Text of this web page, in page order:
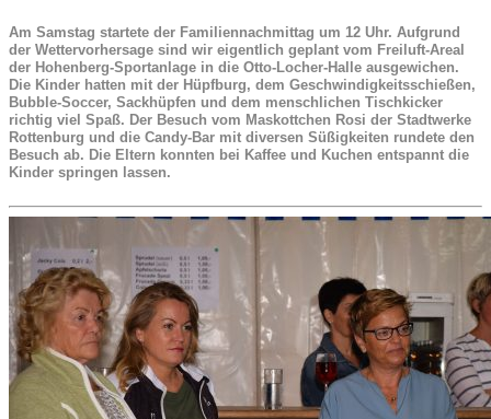
Am Samstag startete der Familiennachmittag um 12 Uhr. Aufgrund
der Wettervorhersage sind wir eigentlich geplant vom Freiluft-Areal
der Hohenberg-Sportanlage in die Otto-Locher-Halle ausgewichen.
Die Kinder hatten mit der Hüpfburg, dem Geschwindigkeitsschießen,
Bubble-Soccer, Sackhüpfen und dem menschlichen Tischkicker
richtig viel Spaß. Der Besuch vom Maskottchen Rosi der Stadtwerke
Rottenburg und die Candy-Bar mit diversen Süßigkeiten rundete den
Besuch ab. Die Eltern konnten bei Kaffee und Kuchen entspannt die
Kinder springen lassen.